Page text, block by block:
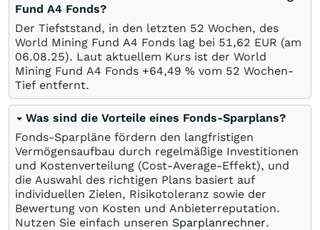
Fund A4 Fonds?
Der Tiefststand, in den letzten 52 Wochen, des
World Mining Fund A4 Fonds lag bei 51,62 EUR (am
06.08.25). Laut aktuellem Kurs ist der World
Mining Fund A4 Fonds +64,49 % vom 52 Wochen-
Tief entfernt.
Was sind die Vorteile eines Fonds-Sparplans?
Fonds-Sparpläne fördern den langfristigen
Vermögensaufbau durch regelmäßige Investitionen
und Kostenverteilung (Cost-Average-Effekt), und
die Auswahl des richtigen Plans basiert auf
individuellen Zielen, Risikotoleranz sowie der
Bewertung von Kosten und Anbieterreputation.
Nutzen Sie einfach unseren Sparplanrechner.